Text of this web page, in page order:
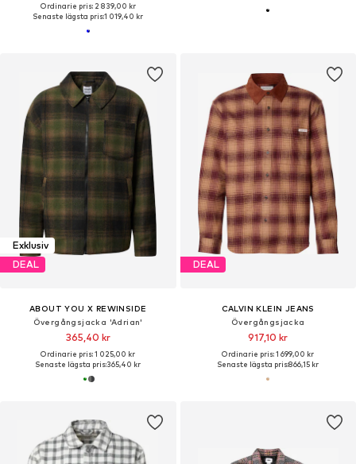
Ordinarie pris: 2 839,00 kr
Senaste lägsta pris:1 019,40 kr
Exklusiv
DEAL
ABOUT YOU X REWINSIDE
Övergångsjacka 'Adrian'
365,40 kr
Ordinarie pris: 1 025,00 kr
Senaste lägsta pris:365,40 kr
DEAL
CALVIN KLEIN JEANS
Övergångsjacka
917,10 kr
Ordinarie pris: 1 699,00 kr
Senaste lägsta pris:866,15 kr